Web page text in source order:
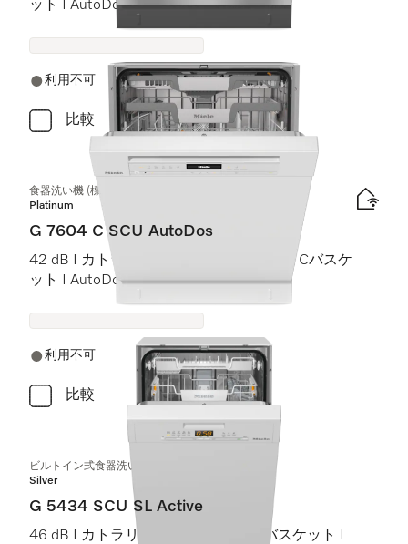
ット I AutoDos I Miele@home
利用不可
比較
食器洗い機 (標準ドア装備タイプ)
Platinum
G 7604 C SCU AutoDos
42 dB I カトラリートレイ I ExtraComfort Cバスケ
ット I AutoDos I インテンシブ 75 °C
利用不可
比較
ビルトイン式食器洗い機（45 cm）
Silver
G 5434 SCU SL Active
46 dB I カトラリートレイ I Comfortバスケット I